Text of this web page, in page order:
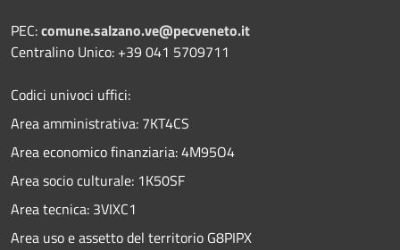
PEC:comune.salzano.ve@pecveneto.it
Centralino Unico: +39 041 5709711
Codici univoci uffici:
Area amministrativa: 7KT4CS
Area economico finanziaria: 4M95O4
Area socio culturale: 1K50SF
Area tecnica: 3VIXC1
Area uso e assetto del territorio G8PIPX